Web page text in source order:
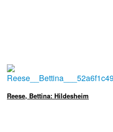
Reese, Bettina: Hildesheim